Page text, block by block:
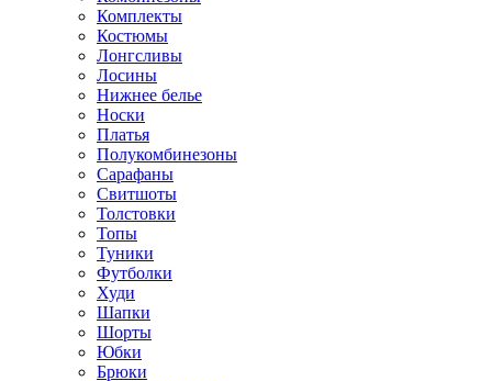
Комплекты
Костюмы
Лонгсливы
Лосины
Нижнее белье
Носки
Платья
Полукомбинезоны
Сарафаны
Свитшоты
Толстовки
Топы
Туники
Футболки
Худи
Шапки
Шорты
Юбки
Брюки